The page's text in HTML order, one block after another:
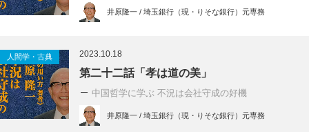
井原隆一 / 埼玉銀行（現・りそな銀行）元専務
人間学・古典 2023.10.18
第二十二話「孝は道の美」
中国哲学に学ぶ 不況は会社守成の好機
井原隆一 / 埼玉銀行（現・りそな銀行）元専務